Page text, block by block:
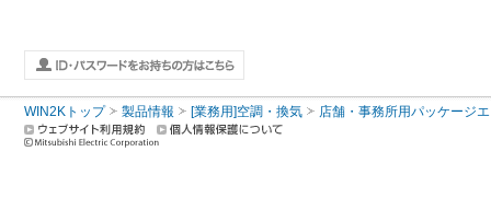
WIN2Kトップ 製品情報 [業務用]空調・換気 店舗・事務所用パッケージ